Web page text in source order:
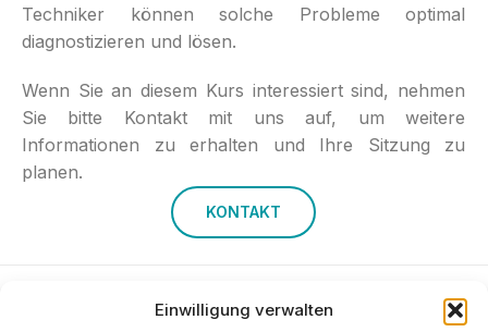
Einwilligung verwalten
Techniker können solche Probleme optimal
diagnostizieren und lösen.
Wenn Sie an diesem Kurs interessiert sind, nehmen
Sie bitte Kontakt mit uns auf, um weitere
Informationen zu erhalten und Ihre Sitzung zu
planen.
KONTAKT
2026 POMTAVA S.A. Nonceruz 2